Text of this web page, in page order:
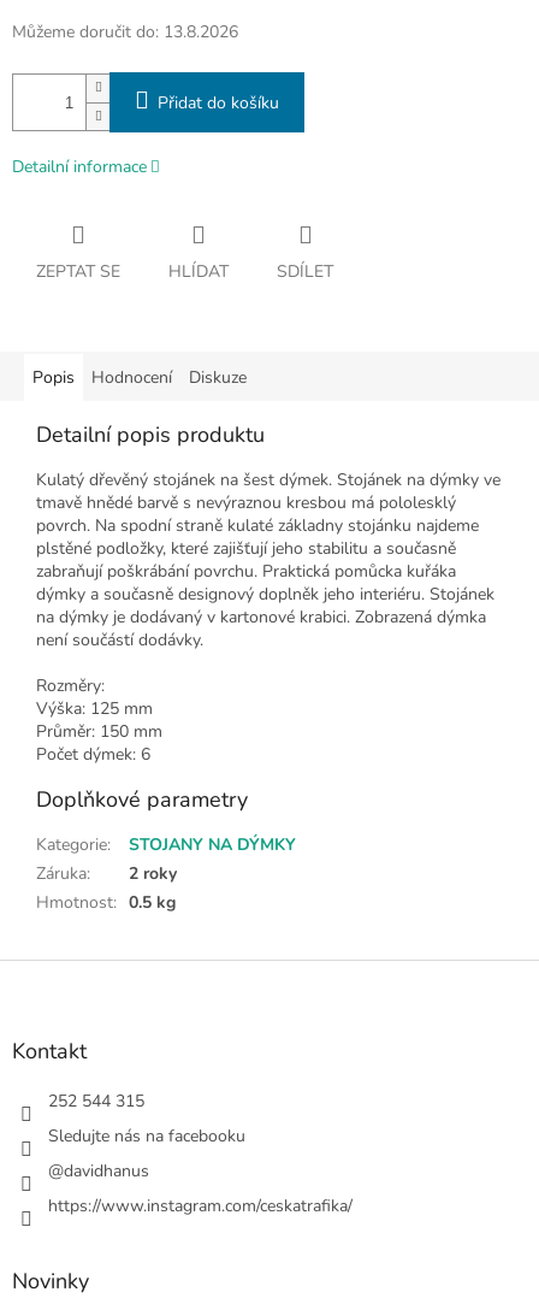
Můžeme doručit do: 13.8.2026
Přidat do košíku
Detailní informace
ZEPTAT SE HLÍDAT SDÍLET
Popis Hodnocení Diskuze
Detailní popis produktu
Kulatý dřevěný stojánek na šest dýmek. Stojánek na dýmky ve
tmavě hnědé barvě s nevýraznou kresbou má pololesklý
povrch. Na spodní straně kulaté základny stojánku najdeme
plstěné podložky, které zajišťují jeho stabilitu a současně
zabraňují poškrábání povrchu. Praktická pomůcka kuřáka
dýmky a současně designový doplněk jeho interiéru. Stojánek
na dýmky je dodávaný v kartonové krabici. Zobrazená dýmka
není součástí dodávky.
Rozměry:
Výška: 125 mm
Průměr: 150 mm
Počet dýmek: 6
Doplňkové parametry
Kategorie:
STOJANY NA DÝMKY
Záruka:
2 roky
Hmotnost: 0.5 kg
Z
Kontakt
252 544 315
Sledujte nás na facebooku
@davidhanus
https://www.instagram.com/ceskatrafika/
Novinky